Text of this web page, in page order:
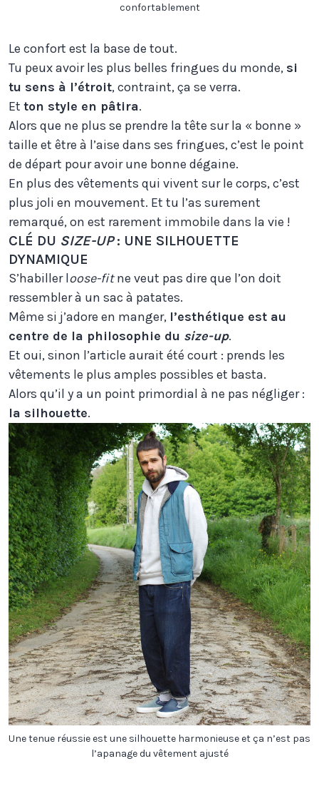
confortablement
Le confort est la base de tout.
Tu peux avoir les plus belles fringues du monde, si
tu sens à l’étroit, contraint, ça se verra.
Et ton style en pâtira.
Alors que ne plus se prendre la tête sur la « bonne »
taille et être à l’aise dans ses fringues, c’est le point
de départ pour avoir une bonne dégaine.
En plus des vêtements qui vivent sur le corps, c’est
plus joli en mouvement. Et tu l’as surement
remarqué, on est rarement immobile dans la vie !
CLÉ DU SIZE-UP: UNE SILHOUETTE
DYNAMIQUE
S’habiller loose-fitne veut pas dire que l’on doit
ressembler à un sac à patates.
Même si j’adore en manger, l’esthétique est au
centre de la philosophie du size-up.
Et oui, sinon l’article aurait été court : prends les
vêtements le plus amples possibles et basta.
Alors qu’il y a un point primordial à ne pas négliger :
la silhouette.
Une tenue réussie est une silhouette harmonieuse et ça n’est pas
l’apanage du vêtement ajusté